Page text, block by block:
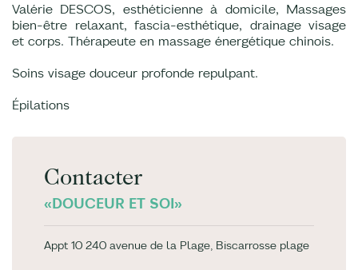
Valérie DESCOS, esthéticienne à domicile, Massages
bien-être relaxant, fascia-esthétique, drainage visage
et corps. Thérapeute en massage énergétique chinois.
Soins visage douceur profonde repulpant.
Épilations
Contacter
«DOUCEUR ET SOI»
Appt 10 240 avenue de la Plage, Biscarrosse plage